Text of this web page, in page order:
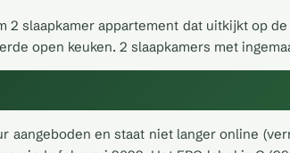
2 slaapkamer appartement dat uitkijkt op
open keuken. 2 slaapkamers met
aangeboden en staat niet langer online